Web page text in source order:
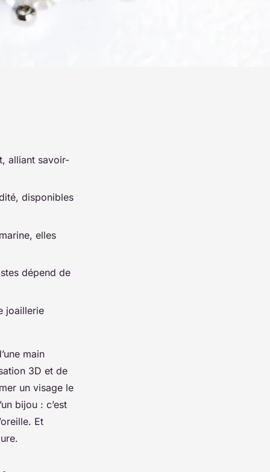
alliant savoir-
disponibles
elles
dépend de
joaillerie
main
3D et de
un visage le
bijou : c’est
Et